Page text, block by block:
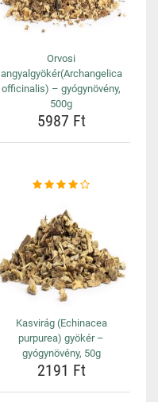
Orvosi
angyalgyökér(Archangelica
officinalis) – gyógynövény,
500g
5987 Ft
Kasvirág (Echinacea
purpurea) gyökér –
gyógynövény, 50g
2191 Ft